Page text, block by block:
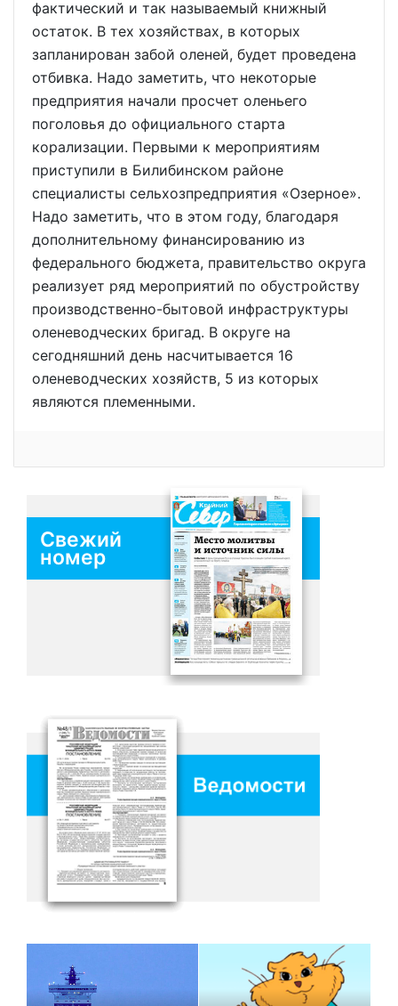
фактический и так называемый книжный
остаток. В тех хозяйствах, в которых
запланирован забой оленей, будет проведена
отбивка. Надо заметить, что некоторые
предприятия начали просчет оленьего
поголовья до официального старта
корализации. Первыми к мероприятиям
приступили в Билибинском районе
специалисты сельхозпредприятия «Озерное».
Надо заметить, что в этом году, благодаря
дополнительному финансированию из
федерального бюджета, правительство округа
реализует ряд мероприятий по обустройству
производственно-бытовой инфраструктуры
оленеводческих бригад. В округе на
сегодняшний день насчитывается 16
оленеводческих хозяйств, 5 из которых
являются племенными.
Свежий
номер